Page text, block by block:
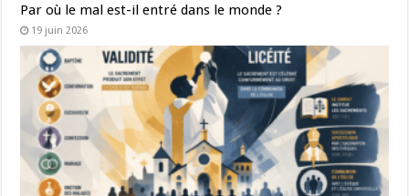
Ô Marie, fais que je puisse marcher
avec sécurité, courage et constance
dans le chemin de la vérité et de la vertu,
et parvenir enfin à la connaissance,
Par où le mal est-il entré dans le monde ?
19 juin 2026